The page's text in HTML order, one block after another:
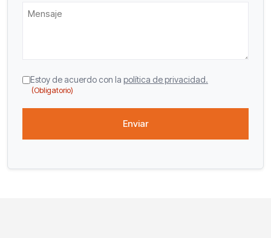
Mensaje
CAPTCHA
Consentimiento
(Obligatorio)
Estoy de acuerdo con la política de privacidad.
(Obligatorio)